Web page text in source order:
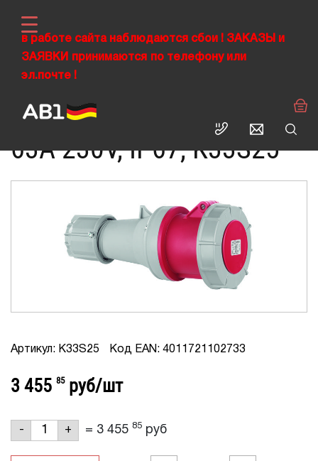
в работе сайта наблюдаются сбои ! ЗАКАЗЫ
и
ЗАЯВКИ
принимаются
по телефону или
эл.почте !
› Промышленные разъемы CEE › Силовые розетки
Кабельная розетка 3Р 63А 230V, IP67
КАБЕЛЬНАЯ РОЗЕТКА 3Р
63А 230V, IP67, K33S25
Артикул: K33S25 Код EAN: 4011721102733
3 455 85 руб/шт
- + = 3 455 85 руб